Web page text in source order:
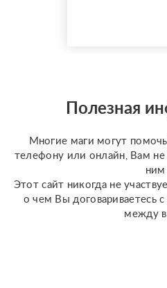
отношения,
любовь;
с
Полезная
Многие маги могут
телефону или онлайн, Вам не
ним
Этот сайт никогда не
о чем Вы договариваетесь
между